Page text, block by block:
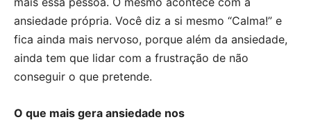
ansiedade própria. Você diz a si mesmo “Calma!” e
fica ainda mais nervoso, porque além da ansiedade,
ainda tem que lidar com a frustração de não
conseguir o que pretende.
O que mais gera ansiedade nos